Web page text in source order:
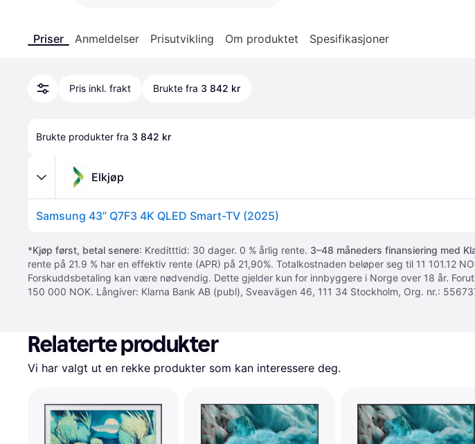
Priser Anmeldelser Prisutvikling Om produktet Spesifikasjoner
Pris inkl. frakt Brukte fra 3 842 kr
Brukte produkter fra 3 842 kr
Elkjøp
Samsung 43” Q7F3 4K QLED Smart-TV (2025)
*Kjøp først, betal senere: Kreditttid: 30 dager. 0 % årlig rente. 3–48 måneders finansiering med
rente på 21.9 % har en effektiv rente (APR) på 21,90%. Totalkostnaden beløper seg til 11 101.12
Forskuddsbetaling kan være nødvendig. Dette gjelder kun for innbyggere i Norge over 18 år.
150 000 NOK. Långiver: Klarna Bank AB (publ), Sveavägen 46, 111 34 Stockholm, Org. nr.:
Relaterte produkter
Vi har valgt ut en rekke produkter som kan interessere deg.